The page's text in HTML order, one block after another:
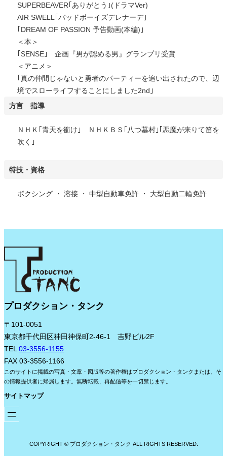
SUPERBEAVER｢ありがとう｣(ドラマVer)
AIR SWELL｢バッドボーイズデレナーデ｣
｢DREAM OF PASSION 予告動画(本編)｣
＜本＞
｢SENSE｣ 企画『男が認める男』グランプリ受賞
＜アニメ＞
｢真の仲間じゃないと勇者のパーティーを追い出されたので、辺
境でスローライフすることにしました2nd｣
方言 指導
ＮＨＫ｢青天を衝け｣ ＮＨＫＢＳ｢八つ墓村｣｢悪魔が来りて笛を
吹く｣
特技・資格
ボクシング ・ 溶接 ・ 中型自動車免許 ・ 大型自動二輪免許
プロダクション・タンク
〒101-0051
東京都千代田区神田神保町2-46-1 吉野ビル2F
TEL 03-3556-1155
FAX 03-3556-1166
このサイトに掲載の写真・文章・図版等の著作権はプロダクション・タンクまたは、そ
の情報提供者に帰属します。無断転載、再配信等を一切禁じます。
サイトマップ
COPYRIGHT © プロダクション・タンク ALL RIGHTS RESERVED.